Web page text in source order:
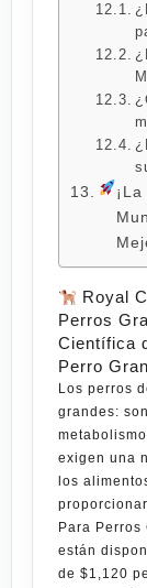
Royal
Perros
Científica
Perro
Los perros
grandes:
exigen una
los
Para
están
de $1,120